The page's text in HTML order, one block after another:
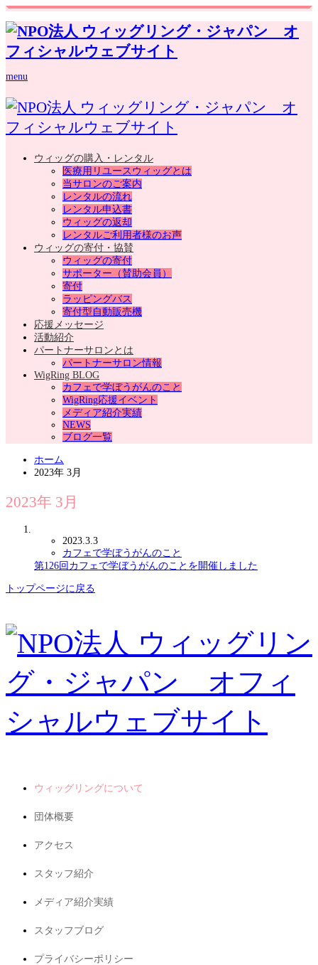
menu
ウィッグの購入・レンタル
医療用リユースウィッグとは
当サロンのご案内
レンタルの流れ
レンタル申込書
ウィッグの返却
レンタルご利用者様のお声
ウィッグの寄付・協賛
ウィッグの寄付
サポーター（賛助会員）
寄付
ラッピングバス
寄付型自動販売機
応援メッセージ
活動紹介
パートナーサロンとは
パートナーサロン情報
WigRing BLOG
カフェで学ぼうがんのこと
WigRing応援イベント
メディア紹介実績
NEWS
ブログ一覧
ホーム
2023年 3月
2023年 3月
2023.3.3
カフェで学ぼうがんのこと
第126回カフェで学ぼうがんのことを開催しました
トップページに戻る
ウィッグリングについて
団体概要
アクセス
スタッフ紹介
メディア紹介実績
スタッフブログ
プライバシーポリシー